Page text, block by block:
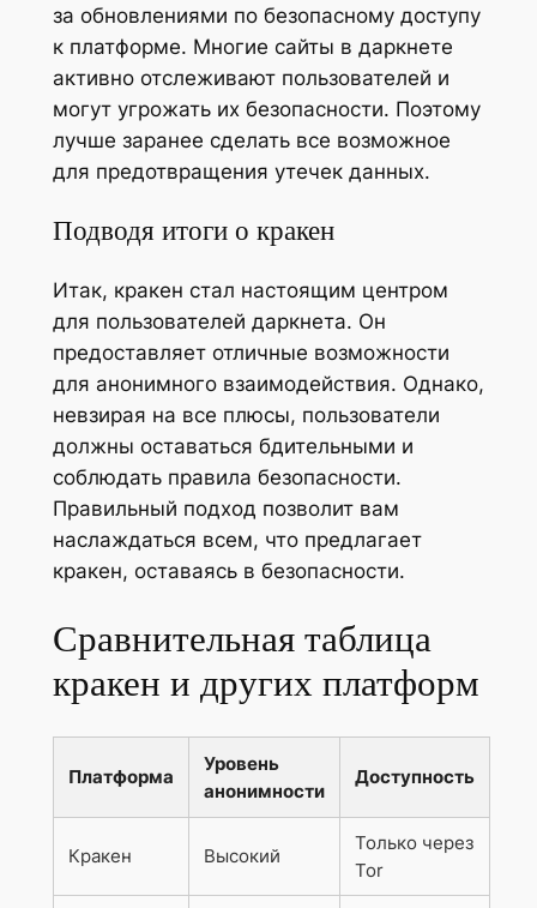
за обновлениями по безопасному доступу
к платформе. Многие сайты в даркнете
активно отслеживают пользователей и
могут угрожать их безопасности. Поэтому
лучше заранее сделать все возможное
для предотвращения утечек данных.
Подводя итоги о кракен
Итак, кракен стал настоящим центром
для пользователей даркнета. Он
предоставляет отличные возможности
для анонимного взаимодействия. Однако,
невзирая на все плюсы, пользователи
должны оставаться бдительными и
соблюдать правила безопасности.
Правильный подход позволит вам
наслаждаться всем, что предлагает
кракен, оставаясь в безопасности.
Сравнительная таблица
кракен и других платформ
Платформа
Уровень
анонимности
Доступность
Кракен Высокий
Только через
Tor